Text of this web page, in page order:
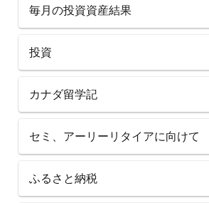
毎月の投資資産結果
投資
カナダ留学記
セミ、アーリーリタイアに向けて
ふるさと納税